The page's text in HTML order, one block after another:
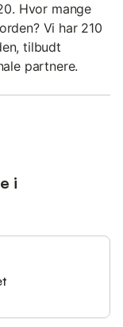
Hvor mange
Vi har 210
tilbudt
partnere.
i